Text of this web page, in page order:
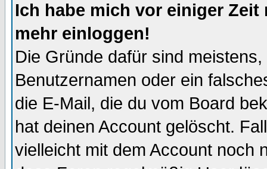
Ich habe mich vor einiger
mehr einloggen!
Die Gründe dafür sind
Benutzernamen oder ein
die E-Mail, die du vom Board
hat deinen Account gelöscht.
vielleicht mit dem Account noch